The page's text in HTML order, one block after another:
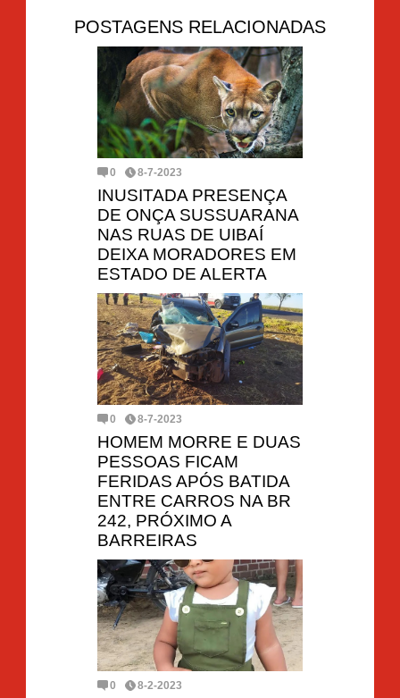
POSTAGENS RELACIONADAS
0 8-7-2023
INUSITADA PRESENÇA
DE ONÇA SUSSUARANA
NAS RUAS DE UIBAÍ
DEIXA MORADORES EM
ESTADO DE ALERTA
0 8-7-2023
HOMEM MORRE E DUAS
PESSOAS FICAM
FERIDAS APÓS BATIDA
ENTRE CARROS NA BR
242, PRÓXIMO A
BARREIRAS
0 8-2-2023